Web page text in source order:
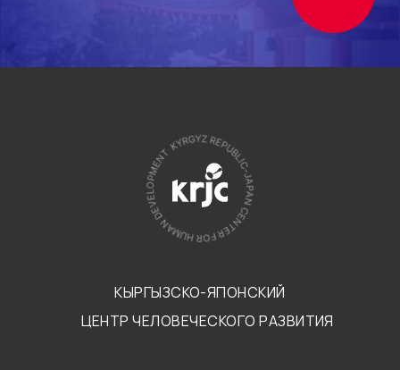
КЫРГЫЗСКО-ЯПОНСКИЙ
ЦЕНТР ЧЕЛОВЕЧЕСКОГО РАЗВИТИЯ